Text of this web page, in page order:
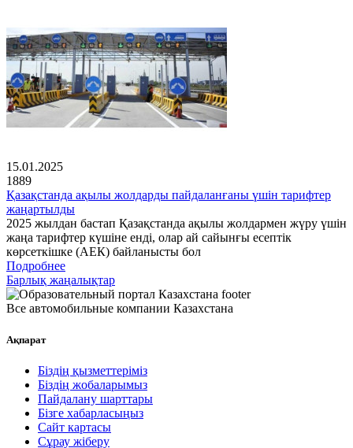
15.01.2025
1889
Қазақстанда ақылы жолдарды пайдаланғаны үшін тарифтер
жаңартылды
2025 жылдан бастап Қазақстанда ақылы жолдармен жүру үшін
жаңа тарифтер күшіне енді, олар ай сайынғы есептік
көрсеткішке (АЕК) байланысты бол
Подробнее
Барлық жаңалықтар
Все автомобильные компании Казахстана
Ақпарат
Біздің қызметтеріміз
Біздің жобаларымыз
Пайдалану шарттары
Бізге хабарласыңыз
Сайт картасы
Сұрау жіберу